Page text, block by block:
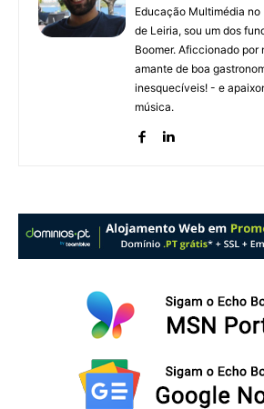
Educação Multimédia
de Leiria, sou um dos
Boomer. Aficcionado por
amante de boa
inesquecíveis! - e
música.